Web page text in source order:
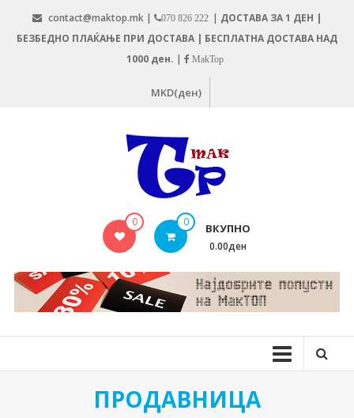
content
contact@maktop.mk | 070 826 222 | ДОСТАВА ЗА 1 ДЕН |
БЕЗБЕДНО ПЛАЌАЊЕ ПРИ ДОСТАВА | БЕСПЛАТНА ДОСТАВА НАД
1000 ден. | MakTop
MKD(ден)
MAKTOP.MK
0 0 ВКУПНО
0.00ден
ПРОДАВНИЦА